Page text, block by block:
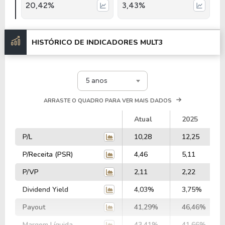
20,42% 3,43%
HISTÓRICO DE INDICADORES MULT3
5 anos
ARRASTE O QUADRO PARA VER MAIS DADOS
Atual
2025
P/L
10,28
12,25
P/Receita (PSR)
4,46
5,11
P/VP
2,11
2,22
Dividend Yield
4,03%
3,75%
Payout
41,29%
46,46%